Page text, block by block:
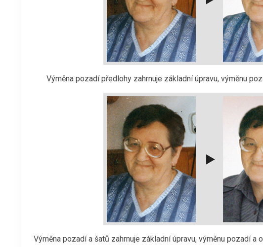
Výměna pozadí předlohy zahrnuje základní úpravu, výměnu
Výměna pozadí a šatů zahrnuje základní úpravu, výměnu pozadí a